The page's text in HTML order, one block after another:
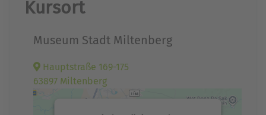
Kursort
Museum Stadt Miltenberg
Hauptstraße 169-175
63897 Miltenberg